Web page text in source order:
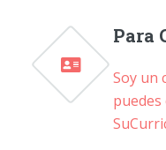
Para
Soy un